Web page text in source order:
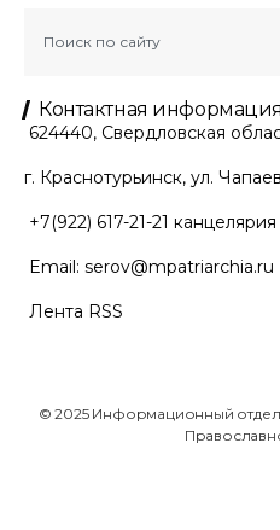
Контактная информация
624440, Свердловская
г. Краснотурьинск, ул.
+7(922) 617-21-21 канцелярия
Email: serov@mpatriarchia.ru
Лента RSS
© 2025 Информационный